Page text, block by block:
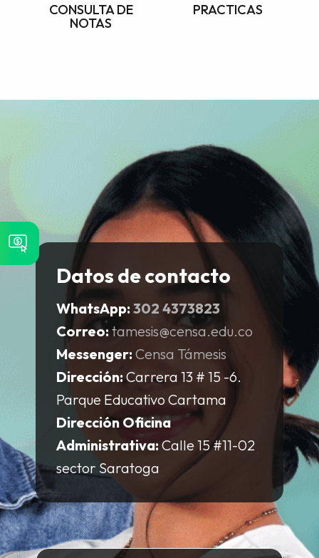
CONSULTA DE
NOTAS
PRACTICAS
Datos de contacto
WhatsApp: 302 4373823
Correo:tamesis@censa.edu.co
Messenger: Censa Támesis
Dirección:Carrera 13 # 15 -6.
Parque Educativo Cartama
Dirección Oficina
Administrativa:Calle 15 #11-02
sector Saratoga